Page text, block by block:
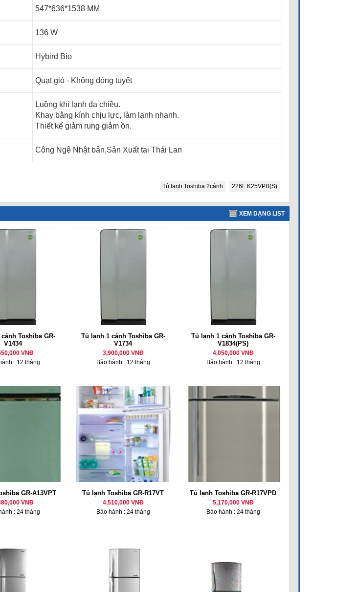
547*636*1538 MM
136 W
Hybird Bio
Quạt gió - Không đóng tuyết
Luồng khí lạnh đa chiều.
Khay bằng kính chịu lực, làm lạnh nhanh.
Thiết kế giảm rung giảm ồn.
Công Ngệ Nhật bản,Sản Xuất tại Thái Lan
Tủ lạnh Toshiba 2cánh 226L K25VPB(S)
XEM DẠNG LIST
Toshiba GR-
V1434
VNĐ
: 12 tháng
Tủ lạnh 1 cánh Toshiba GR-
V1734
3,900,000 VNĐ
Bảo hành : 12 tháng
Tủ lạnh 1 cánh Toshiba GR-
V1834(PS)
4,050,000 VNĐ
Bảo hành : 12 tháng
GR-A13VPT
VNĐ
: 24 tháng
Tủ lạnh Toshiba GR-R17VT
4,510,000 VNĐ
Bảo hành : 24 tháng
Tủ lạnh Toshiba GR-R17VPD
5,170,000 VNĐ
Bảo hành : 24 tháng